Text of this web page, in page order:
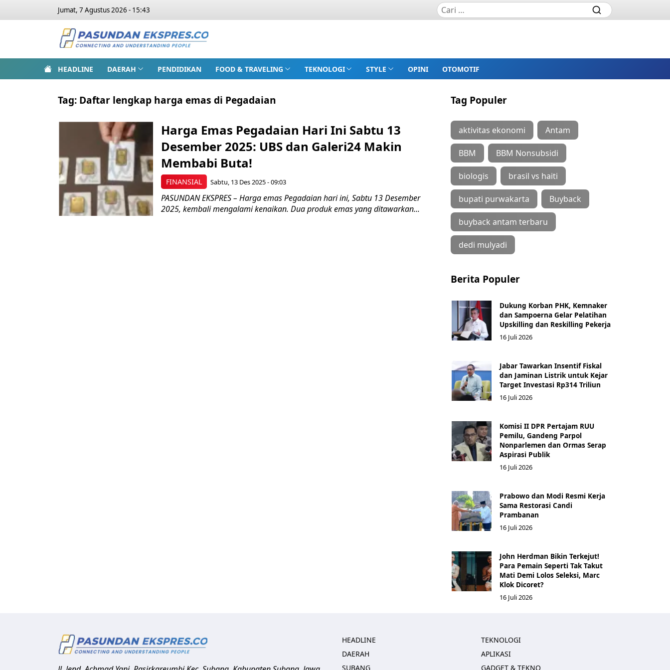
Jumat, 7 Agustus 2026 - 15:43
HEADLINE DAERAH PENDIDIKAN FOOD & TRAVELING TEKNOLOGI STYLE OPINI OTOMOTIF
Tag: Daftar lengkap harga emas di Pegadaian
FINANSIAL
Harga Emas Pegadaian Hari Ini Sabtu 13
Desember 2025: UBS dan Galeri24 Makin
Membabi Buta!
Sabtu, 13 Des 2025 - 09:03
PASUNDAN EKSPRES – Harga emas Pegadaian hari ini, Sabtu 13 Desember
2025, kembali mengalami kenaikan. Dua produk emas yang ditawarkan...
Tag Populer
aktivitas ekonomi Antam
BBM BBM Nonsubsidi
biologis brasil vs haiti
bupati purwakarta Buyback
buyback antam terbaru
dedi mulyadi
Berita Populer
Dukung Korban PHK, Kemnaker
dan Sampoerna Gelar Pelatihan
Upskilling dan Reskilling Pekerja
16 Juli 2026
Jabar Tawarkan Insentif Fiskal
dan Jaminan Listrik untuk Kejar
Target Investasi Rp314 Triliun
16 Juli 2026
Komisi II DPR Pertajam RUU
Pemilu, Gandeng Parpol
Nonparlemen dan Ormas Serap
Aspirasi Publik
16 Juli 2026
Prabowo dan Modi Resmi Kerja
Sama Restorasi Candi
Prambanan
16 Juli 2026
John Herdman Bikin Terkejut!
Para Pemain Seperti Tak Takut
Mati Demi Lolos Seleksi, Marc
Klok Dicoret?
16 Juli 2026
HEADLINE
DAERAH
SUBANG
TEKNOLOGI
APLIKASI
GADGET & TEKNO